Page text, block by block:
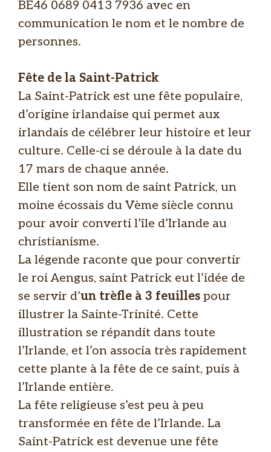
BE46 0689 0413 7936 avec en
communication le nom et le nombre de
personnes.
Fête de la Saint-Patrick
La Saint-Patrick est une fête populaire,
d’origine irlandaise qui permet aux
irlandais de célébrer leur histoire et leur
culture. Celle-ci se déroule à la date du
17 mars de chaque année.
Elle tient son nom de saint Patrick, un
moine écossais du Vème siècle connu
pour avoir converti l’île d’Irlande au
christianisme.
La légende raconte que pour convertir
le roi Aengus, saint Patrick eut l’idée de
se servir d’un trèfle à 3 feuilles pour
illustrer la Sainte-Trinité. Cette
illustration se répandit dans toute
l’Irlande, et l’on associa très rapidement
cette plante à la fête de ce saint, puis à
l’Irlande entière.
La fête religieuse s’est peu à peu
transformée en fête de l’Irlande. La
Saint-Patrick est devenue une fête